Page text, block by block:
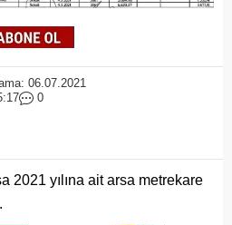
06.07.2021
0
2021 yılına ait arsa metrekare